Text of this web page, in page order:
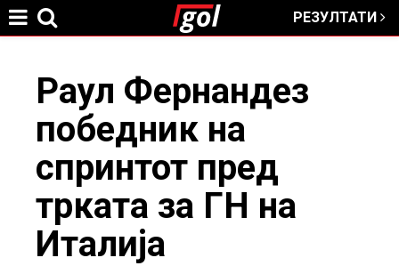
РЕЗУЛТАТИ
here
Раул Фернандез
победник на
спринтот пред
трката за ГН на
Италија